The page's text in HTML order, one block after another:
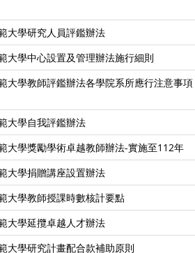
大學研究人員評鑑辦法
大學中心設置及管理辦法施行細則
大學教師評鑑辦法各學院系所應行注意事項
大學自我評鑑辦法
大學獎勵學術卓越教師辦法-實施至112年
大學捐贈講座設置辦法
大學教師授課時數核計要點
大學延攬卓越人才辦法
大學研究計畫配合款補助原則